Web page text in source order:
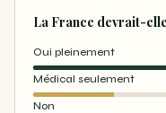
La France devrait-
Oui pleinement
Médical seulement
Non